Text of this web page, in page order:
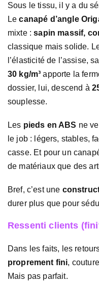
Sous le tissu, il y a du
Le canapé d’angle
mixte :sapin massif,
classique mais solide.
l’élasticité de l’assise,
30 kg/m³ apporte la
dossier, lui, descend à
souplesse.
Les pieds en ABS ne
le job : légers, stables,
casse. Et pour un
de matériaux que des
Bref, c’est une
durer plus que pour
Ressenti clients
Dans les faits, les
proprement fini,
Mais pas parfait.